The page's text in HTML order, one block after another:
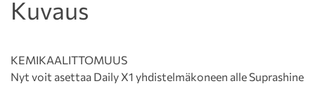
Kuvaus
KEMIKAALITTOMUUS
Nyt voit asettaa Daily X1 yhdistelmäkoneen alle Suprashine